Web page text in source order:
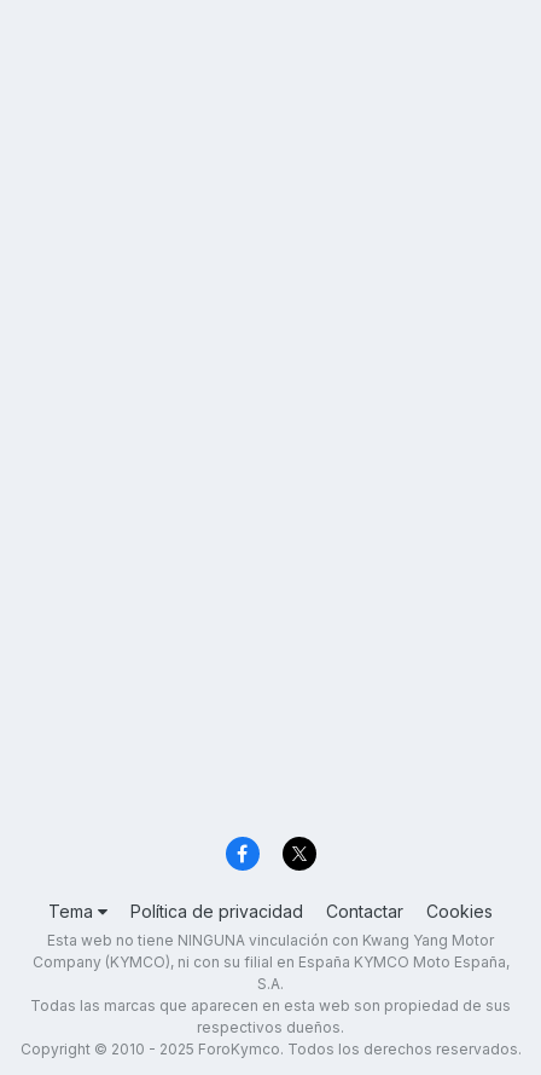
Tema Política de privacidad Contactar Cookies
Esta web no tiene NINGUNA vinculación con Kwang Yang Motor
Company (KYMCO), ni con su filial en España KYMCO Moto España,
S.A.
Todas las marcas que aparecen en esta web son propiedad de sus
respectivos dueños.
Copyright © 2010 - 2025 ForoKymco. Todos los derechos reservados.